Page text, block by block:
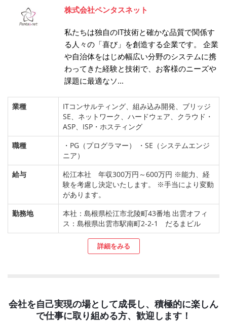
株式会社ペンタスネット
私たちは独自のIT技術と確かな品質で関係す
る人々の「喜び」を創造する企業です。 企業
や自治体をはじめ幅広い分野のシステムに携
わってきた経験と技術で、お客様のニーズや
課題に最適なソ...
業種
ITコンサルティング、組み込み開発、ブリッジ
SE、ネットワーク、ハードウェア、クラウド・
ASP、ISP・ホスティング
職種
・PG（プログラマー） ・SE（システムエンジ
ニア）
給与
松江本社 年収300万円～600万円 ※能力、経
験を考慮し決定いたします。 ※手当により変動
があります。
勤務地
本社：島根県松江市北陵町43番地 出雲オフィ
ス：島根県出雲市駅南町2-2-1 だるまビル
詳細をみる
会社を自己実現の場として成長し、積極的に楽しん
で仕事に取り組める方、歓迎します！